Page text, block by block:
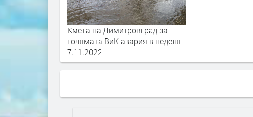
Кмета на Димитровград за
голямата ВиК авария в неделя
7.11.2022